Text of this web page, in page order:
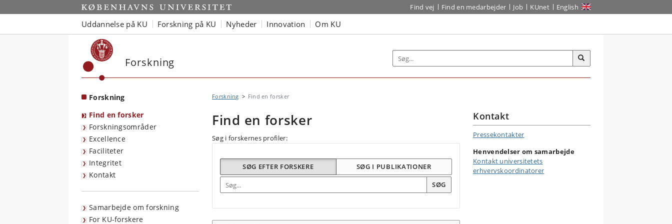
Start Find vej Find en medarbejder Job KUnet English
Uddannelse på KU Forskning på KU Nyheder Innovation Om KU
Forskning
Forskning
Find en forsker
Forskningsområder
Excellence
Faciliteter
Integritet
Kontakt
Samarbejde om forskning
For KU-forskere
Forskning Find en forsker
Find en forsker
Søg i forskernes profiler:
SØG EFTER FORSKERE
SØG I PUBLIKATIONER
Søg efter forskning
SØG
Kontakt
Pressekontakter
Henvendelser om samarbejde
Kontakt universitetets
erhvervskoordinatorer